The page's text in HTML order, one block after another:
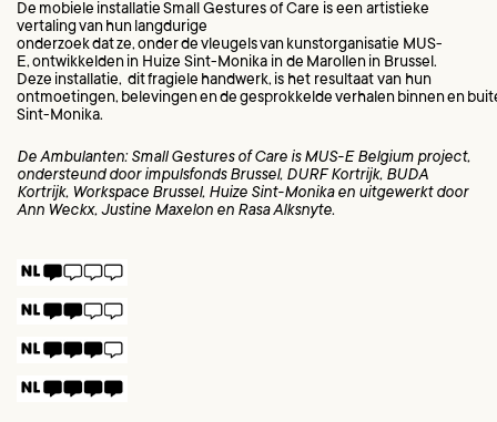
De mobiele installatie Small Gestures of Care is een artistieke
vertaling van hun langdurige
onderzoek dat ze, onder de vleugels van kunstorganisatie MUS-
E, ontwikkelden in Huize Sint-Monika in de Marollen in Brussel.
Deze installatie, dit fragiele handwerk, is het resultaat van hun
ontmoetingen, belevingen en de gesprokkelde verhalen binnen en
Sint-Monika.
De Ambulanten: Small Gestures of Care is MUS-E Belgium project,
ondersteund door impulsfonds Brussel, DURF Kortrijk, BUDA
Kortrijk, Workspace Brussel, Huize Sint-Monika en uitgewerkt door
Ann Weckx, Justine Maxelon en Rasa Alksnyte.